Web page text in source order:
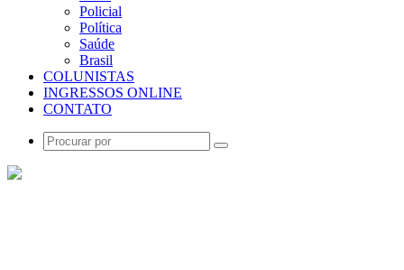
Policial
Política
Saúde
Brasil
COLUNISTAS
INGRESSOS ONLINE
CONTATO
Procurar